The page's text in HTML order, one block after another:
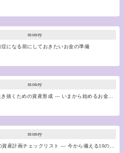
money
症になる前にしておきたいお金の準備
money
き抜くための資産形成 ― いまから始めるお金…
money
資産計画チェックリスト ― 今から備える10の…